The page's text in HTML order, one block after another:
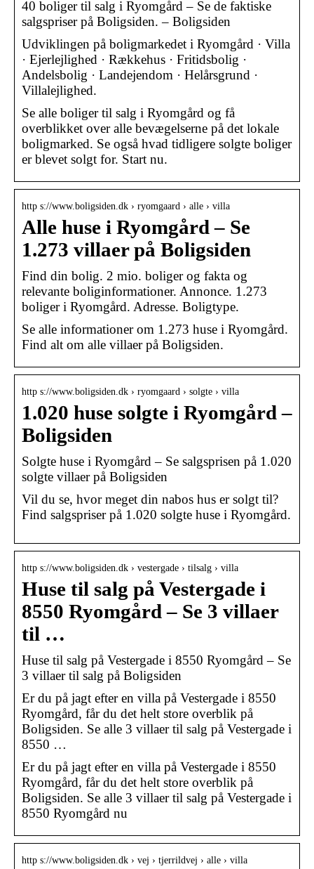
40 boliger til salg i Ryomgård – Se de faktiske
salgspriser på Boligsiden. – Boligsiden
Udviklingen på boligmarkedet i Ryomgård · Villa
· Ejerlejlighed · Rækkehus · Fritidsbolig ·
Andelsbolig · Landejendom · Helårsgrund ·
Villalejlighed.
Se alle boliger til salg i Ryomgård og få
overblikket over alle bevægelserne på det lokale
boligmarked. Se også hvad tidligere solgte boliger
er blevet solgt for. Start nu.
http s://www.boligsiden.dk › ryomgaard › alle › villa
Alle huse i Ryomgård – Se
1.273 villaer på Boligsiden
Find din bolig. 2 mio. boliger og fakta og
relevante boliginformationer. Annonce. 1.273
boliger i Ryomgård. Adresse. Boligtype.
Se alle informationer om 1.273 huse i Ryomgård.
Find alt om alle villaer på Boligsiden.
http s://www.boligsiden.dk › ryomgaard › solgte › villa
1.020 huse solgte i Ryomgård –
Boligsiden
Solgte huse i Ryomgård – Se salgsprisen på 1.020
solgte villaer på Boligsiden
Vil du se, hvor meget din nabos hus er solgt til?
Find salgspriser på 1.020 solgte huse i Ryomgård.
http s://www.boligsiden.dk › vestergade › tilsalg › villa
Huse til salg på Vestergade i
8550 Ryomgård – Se 3 villaer
til …
Huse til salg på Vestergade i 8550 Ryomgård – Se
3 villaer til salg på Boligsiden
Er du på jagt efter en villa på Vestergade i 8550
Ryomgård, får du det helt store overblik på
Boligsiden. Se alle 3 villaer til salg på Vestergade i
8550 …
Er du på jagt efter en villa på Vestergade i 8550
Ryomgård, får du det helt store overblik på
Boligsiden. Se alle 3 villaer til salg på Vestergade i
8550 Ryomgård nu
http s://www.boligsiden.dk › vej › tjerrildvej › alle › villa